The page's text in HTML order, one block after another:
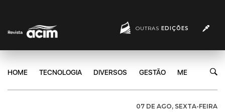
OUTRAS EDIÇÕES
HOME TECNOLOGIA DIVERSOS GESTÃO MERCADO
07 DE AGO, SEXTA-FEIRA